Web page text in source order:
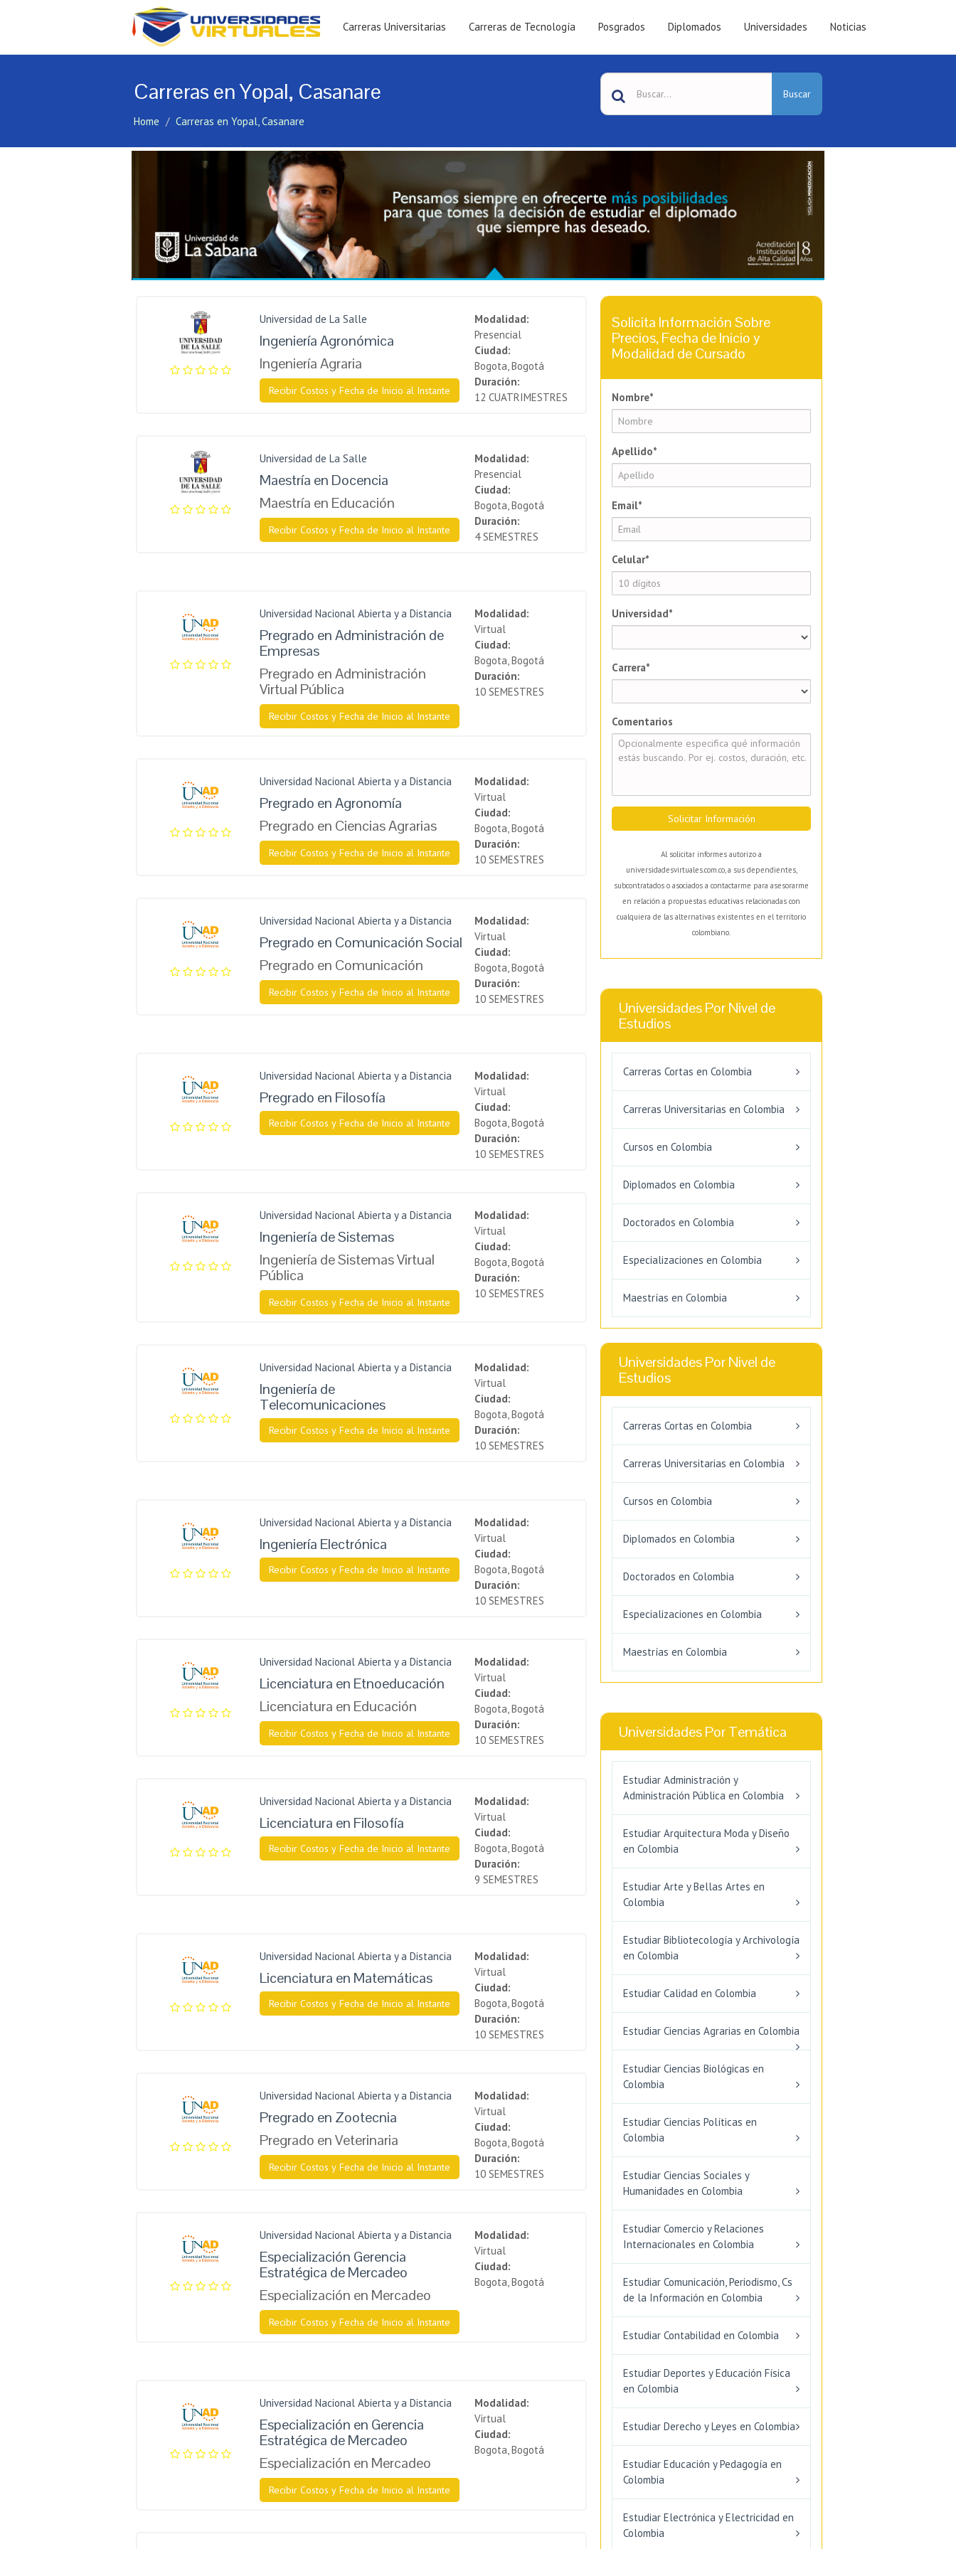
Carreras Universitarias Carreras de Tecnología Posgrados Diplomados Universidades Noticias
Carreras en Yopal, Casanare
Home Carreras en Yopal, Casanare
Buscar
Universidad de La Salle
Ingeniería Agronómica
Ingeniería Agraria
Recibir Costos y Fecha de Inicio al Instante
Modalidad:
Presencial
Ciudad:
Bogota, Bogotá
Duración:
12 CUATRIMESTRES
Universidad de La Salle
Maestría en Docencia
Maestría en Educación
Recibir Costos y Fecha de Inicio al Instante
Modalidad:
Presencial
Ciudad:
Bogota, Bogotá
Duración:
4 SEMESTRES
Universidad Nacional Abierta y a Distancia
Pregrado en Administración de
Empresas
Pregrado en Administración
Virtual Pública
Recibir Costos y Fecha de Inicio al Instante
Modalidad:
Virtual
Ciudad:
Bogota, Bogotá
Duración:
10 SEMESTRES
Universidad Nacional Abierta y a Distancia
Pregrado en Agronomía
Pregrado en Ciencias Agrarias
Recibir Costos y Fecha de Inicio al Instante
Modalidad:
Virtual
Ciudad:
Bogota, Bogotá
Duración:
10 SEMESTRES
Universidad Nacional Abierta y a Distancia
Pregrado en Comunicación Social
Pregrado en Comunicación
Recibir Costos y Fecha de Inicio al Instante
Modalidad:
Virtual
Ciudad:
Bogota, Bogotá
Duración:
10 SEMESTRES
Universidad Nacional Abierta y a Distancia
Pregrado en Filosofía
Recibir Costos y Fecha de Inicio al Instante
Modalidad:
Virtual
Ciudad:
Bogota, Bogotá
Duración:
10 SEMESTRES
Universidad Nacional Abierta y a Distancia
Ingeniería de Sistemas
Ingeniería de Sistemas Virtual
Pública
Recibir Costos y Fecha de Inicio al Instante
Modalidad:
Virtual
Ciudad:
Bogota, Bogotá
Duración:
10 SEMESTRES
Universidad Nacional Abierta y a Distancia
Ingeniería de
Telecomunicaciones
Recibir Costos y Fecha de Inicio al Instante
Modalidad:
Virtual
Ciudad:
Bogota, Bogotá
Duración:
10 SEMESTRES
Universidad Nacional Abierta y a Distancia
Ingeniería Electrónica
Recibir Costos y Fecha de Inicio al Instante
Modalidad:
Virtual
Ciudad:
Bogota, Bogotá
Duración:
10 SEMESTRES
Universidad Nacional Abierta y a Distancia
Licenciatura en Etnoeducación
Licenciatura en Educación
Recibir Costos y Fecha de Inicio al Instante
Modalidad:
Virtual
Ciudad:
Bogota, Bogotá
Duración:
10 SEMESTRES
Universidad Nacional Abierta y a Distancia
Licenciatura en Filosofía
Recibir Costos y Fecha de Inicio al Instante
Modalidad:
Virtual
Ciudad:
Bogota, Bogotá
Duración:
9 SEMESTRES
Universidad Nacional Abierta y a Distancia
Licenciatura en Matemáticas
Recibir Costos y Fecha de Inicio al Instante
Modalidad:
Virtual
Ciudad:
Bogota, Bogotá
Duración:
10 SEMESTRES
Universidad Nacional Abierta y a Distancia
Pregrado en Zootecnia
Pregrado en Veterinaria
Recibir Costos y Fecha de Inicio al Instante
Modalidad:
Virtual
Ciudad:
Bogota, Bogotá
Duración:
10 SEMESTRES
Universidad Nacional Abierta y a Distancia
Especialización Gerencia
Estratégica de Mercadeo
Especialización en Mercadeo
Recibir Costos y Fecha de Inicio al Instante
Modalidad:
Virtual
Ciudad:
Bogota, Bogotá
Universidad Nacional Abierta y a Distancia
Especialización en Gerencia
Estratégica de Mercadeo
Especialización en Mercadeo
Recibir Costos y Fecha de Inicio al Instante
Modalidad:
Virtual
Ciudad:
Bogota, Bogotá
Solicita Información Sobre
Precios, Fecha de Inicio y
Modalidad de Cursado
Nombre*
Apellido*
Email*
Celular*
Universidad*
Carrera*
Comentarios
Solicitar Información
Al solicitar informes autorizo a
universidadesvirtuales.com.co, a sus dependientes,
subcontratados o asociados a contactarme para asesorarme
en relación a propuestas educativas relacionadas con
cualquiera de las alternativas existentes en el territorio
colombiano.
Universidades Por Nivel de
Estudios
Carreras Cortas en Colombia
Carreras Universitarias en Colombia
Cursos en Colombia
Diplomados en Colombia
Doctorados en Colombia
Especializaciones en Colombia
Maestrías en Colombia
Universidades Por Nivel de
Estudios
Carreras Cortas en Colombia
Carreras Universitarias en Colombia
Cursos en Colombia
Diplomados en Colombia
Doctorados en Colombia
Especializaciones en Colombia
Maestrías en Colombia
Universidades Por Temática
Estudiar Administración y
Administración Pública en Colombia
Estudiar Arquitectura Moda y Diseño
en Colombia
Estudiar Arte y Bellas Artes en
Colombia
Estudiar Bibliotecología y Archivología
en Colombia
Estudiar Calidad en Colombia
Estudiar Ciencias Agrarias en Colombia
Estudiar Ciencias Biológicas en
Colombia
Estudiar Ciencias Políticas en
Colombia
Estudiar Ciencias Sociales y
Humanidades en Colombia
Estudiar Comercio y Relaciones
Internacionales en Colombia
Estudiar Comunicación, Periodismo, Cs
de la Información en Colombia
Estudiar Contabilidad en Colombia
Estudiar Deportes y Educación Física
en Colombia
Estudiar Derecho y Leyes en Colombia
Estudiar Educación y Pedagogía en
Colombia
Estudiar Electrónica y Electricidad en
Colombia